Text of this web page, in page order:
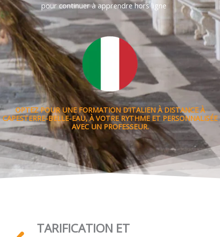
pour continuer à apprendre hors ligne
OPTEZ POUR UNE FORMATION D’ITALIEN À DISTANCE À
CAPESTERRE-BELLE-EAU, À VOTRE RYTHME ET PERSONNALISÉE
AVEC UN PROFESSEUR.
TARIFICATION ET